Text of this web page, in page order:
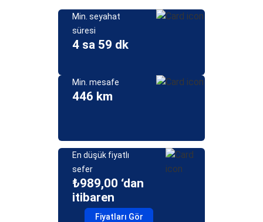
Min. seyahat
süresi
4 sa 59 dk
Min. mesafe
446 km
En düşük fiyatlı
sefer
₺989,00 ‘dan
itibaren
Fiyatları Gör